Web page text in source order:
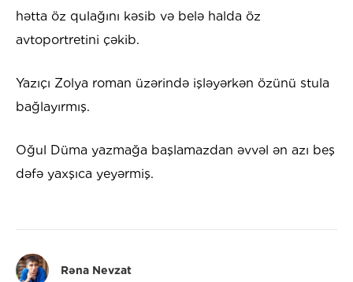
hətta öz qulağını kəsib və belə halda öz
avtoportretini çəkib.
Yazıçı Zolya roman üzərində işləyərkən özünü stula
bağlayırmış.
Oğul Düma yazmağa başlamazdan əvvəl ən azı beş
dəfə yaxşıca yeyərmiş.
Rəna Nevzat